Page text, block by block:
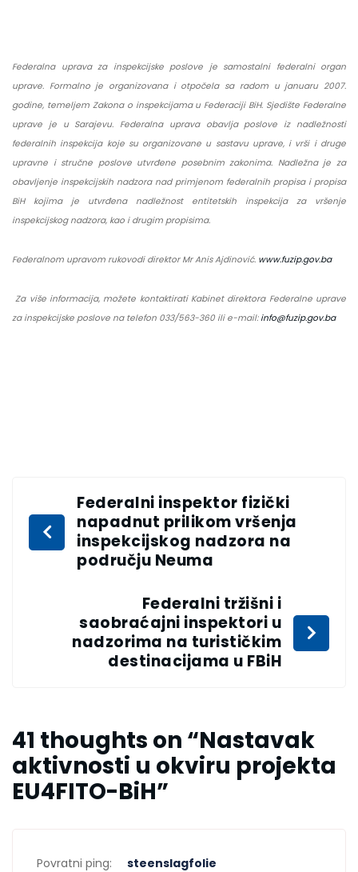
Federalna uprava za inspekcijske poslove je samostalni federalni organ
uprave. Formalno je organizovana i otpočela sa radom u januaru 2007.
godine, temeljem Zakona o inspekcijama u Federaciji BiH. Sjedište Federalne
uprave je u Sarajevu. Federalna uprava obavlja poslove iz nadležnosti
federalnih inspekcija koje su organizovane u sastavu uprave, i vrši i druge
upravne i stručne poslove utvrđene posebnim zakonima. Nadležna je za
obavljenje inspekcijskih nadzora nad primjenom federalnih propisa i propisa
BiH kojima je utvrđena nadležnost entitetskih inspekcija za vršenje
inspekcijskog nadzora, kao i drugim propisima.
Federalnom upravom rukovodi direktor Mr Anis Ajdinović. www.fuzip.gov.ba
Za više informacija, možete kontaktirati Kabinet direktora Federalne uprave
za inspekcijske poslove na telefon 033/563-360 ili e-mail: info@fuzip.gov.ba
Federalni inspektor fizički
napadnut prilikom vršenja
inspekcijskog nadzora na
području Neuma
Federalni tržišni i
saobraćajni inspektori u
nadzorima na turističkim
destinacijama u FBiH
41 thoughts on “Nastavak
aktivnosti u okviru projekta
EU4FITO-BiH”
Povratni ping: steenslagfolie